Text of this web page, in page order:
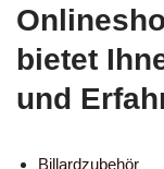
bietet
und
Billardzubehör